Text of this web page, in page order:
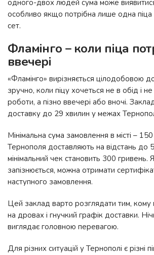
одного-двох людей сума може
особливо якщо потрібна лише одна
сет.
Фламінго – коли піца
ввечері
«Фламінго» вирізняється цілодобовою
зручно, коли піцу хочеться не в обід і
роботи, а пізно ввечері або вночі.
доставку до 29 хвилин у межах
Мінімальна сума замовлення в місті –
Тернополя доставляють на відстань до
мінімальний чек становить 300 гривень.
запізнюється, можна отримати
наступного замовлення.
Цей заклад варто розглядати тим, кому
на дровах і гнучкий графік доставки.
виглядає головною перевагою.
Для різних ситуацій у Тернополі є різні